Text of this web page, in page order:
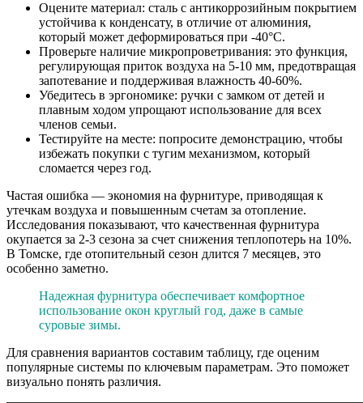
Оцените материал: сталь с антикоррозийным покрытием
устойчива к конденсату, в отличие от алюминия,
который может деформироваться при -40°C.
Проверьте наличие микропроветривания: это функция,
регулирующая приток воздуха на 5-10 мм, предотвращая
запотевание и поддерживая влажность 40-60%.
Убедитесь в эргономике: ручки с замком от детей и
плавным ходом упрощают использование для всех
членов семьи.
Тестируйте на месте: попросите демонстрацию, чтобы
избежать покупки с тугим механизмом, который
сломается через год.
Частая ошибка — экономия на фурнитуре, приводящая к
утечкам воздуха и повышенным счетам за отопление.
Исследования показывают, что качественная фурнитура
окупается за 2-3 сезона за счет снижения теплопотерь на 10%.
В Томске, где отопительный сезон длится 7 месяцев, это
особенно заметно.
Надежная фурнитура обеспечивает комфортное
использование окон круглый год, даже в самые
суровые зимы.
Для сравнения вариантов составим таблицу, где оценим
популярные системы по ключевым параметрам. Это поможет
визуально понять различия.